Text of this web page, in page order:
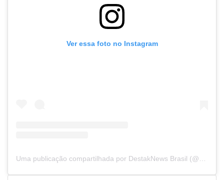
Ver essa foto no Instagram
Uma publicação compartilhada por DestakNews Brasil (@destaknewsbrasiloficial)